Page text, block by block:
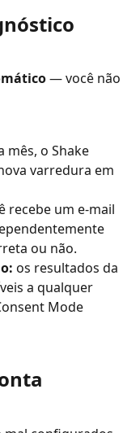
— você não
mês, o Shake
varredura em
recebe um e-mail
ou não.
os resultados da
a qualquer
Mode